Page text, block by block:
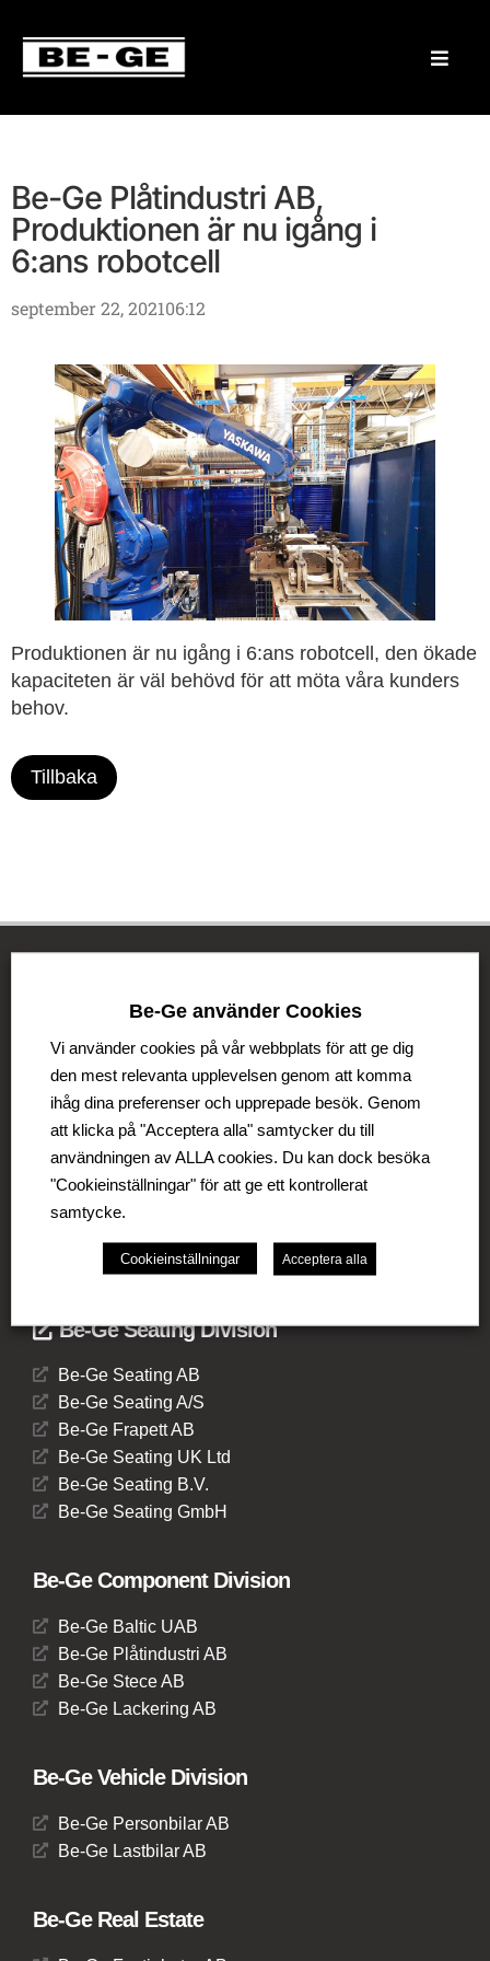
Be-Ge Plåtindustri AB,
Produktionen är nu igång i
6:ans robotcell
september 22, 202106:12
Produktionen är nu igång i 6:ans robotcell, den ökade
kapaciteten är väl behövd för att möta våra kunders
behov.
Tillbaka
Be-Ge Koncernen
Be-Ge Koncernen är en familjeägd företagsgrupp med
verksamhet i Sverige, Danmark, Storbritannien,
Litauen, Nederländerna och Tyskland. Koncernen
omfattar affärsområdena Be-Ge Seating Division,
Be-Ge Component Division och Be-Ge Vehicle
Division.
Be-Ge Seating Division
Be-Ge Seating AB
Be-Ge Seating A/S
Be-Ge Frapett AB
Be-Ge Seating UK Ltd
Be-Ge Seating B.V.
Be-Ge Seating GmbH
Be-Ge Component Division
Be-Ge Baltic UAB
Be-Ge Plåtindustri AB
Be-Ge Stece AB
Be-Ge Lackering AB
Be-Ge Vehicle Division
Be-Ge Personbilar AB
Be-Ge Lastbilar AB
Be-Ge Real Estate
Be-Ge använder Cookies
Vi använder cookies på vår webbplats för att ge dig
den mest relevanta upplevelsen genom att komma
ihåg dina preferenser och upprepade besök. Genom
att klicka på "Acceptera alla" samtycker du till
användningen av ALLA cookies. Du kan dock besöka
"Cookieinställningar" för att ge ett kontrollerat
samtycke.
Cookieinställningar Acceptera alla